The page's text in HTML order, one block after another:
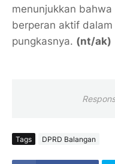
menunjukkan
berperan aktif
pungkasnya. (nt/ak)
Tags DPRD Balangan